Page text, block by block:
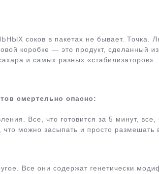
соков в пакетах не бывает. Точка.
коробке — это продукт, сделанный
и самых разных
смертельно опасно:
Все, что готовится за 5 минут,
что можно засыпать и просто
Все они содержат генетически